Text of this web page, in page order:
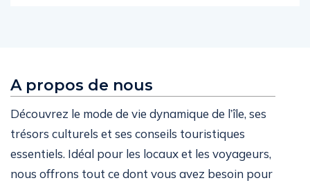
A propos de nous
Découvrez le mode de vie dynamique de l’île, ses
trésors culturels et ses conseils touristiques
essentiels. Idéal pour les locaux et les voyageurs,
nous offrons tout ce dont vous avez besoin pour